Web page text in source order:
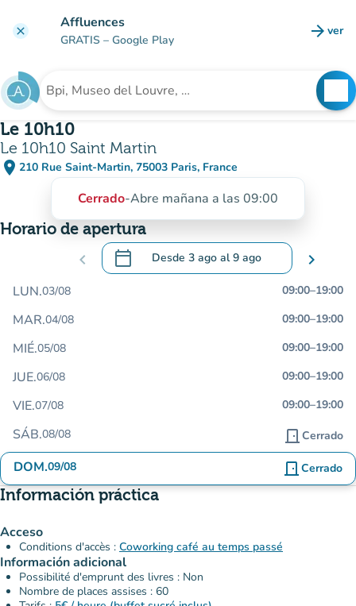
clear Affluences
GRATIS – Google Play arrow_forward ver
Buscar un establecimiento
Le 10h10
Le 10h10 Saint Martin
place 210 Rue Saint-Martin, 75003 Paris, France
(abrir en Google Maps)
(nueva pestaña)
Cerrado-Abre mañana a las 09:00
Horario de apertura
chevron_left calendar_today Desde 3 ago al9 ago
.Abra el calendario para cambiar las
chevron_right
LUN.03/08 09:00–19:00
MAR.04/08 09:00–19:00
MIÉ.05/08 09:00–19:00
JUE.06/08 09:00–19:00
VIE.07/08 09:00–19:00
SÁB.08/08 door_front Cerrado
DOM.09/08 door_front Cerrado
Información práctica
Acceso
Conditions d'accès : Coworking café au temps passé
Información adicional
Possibilité d'emprunt des livres : Non
Nombre de places assises : 60